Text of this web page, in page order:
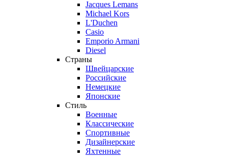
Jacques Lemans
Michael Kors
L'Duchen
Casio
Emporio Armani
Diesel
Страны
Швейцарские
Российские
Немецкие
Японские
Стиль
Военные
Классические
Спортивные
Дизайнерские
Яхтенные